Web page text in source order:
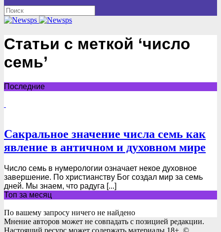
Статьи с меткой ‘число
семь’
Последние
Сакральное значение числа семь как
явление в античном и духовном мире
Число семь в нумерологии означает некое духовное
завершение. По христианству Бог создал мир за семь
дней. Мы знаем, что радуга [...]
Топ за месяц
По вашему запросу ничего не найдено
Мнение авторов может не совпадать с позицией редакции.
Настоящий ресурс может содержать материалы 18+. ©